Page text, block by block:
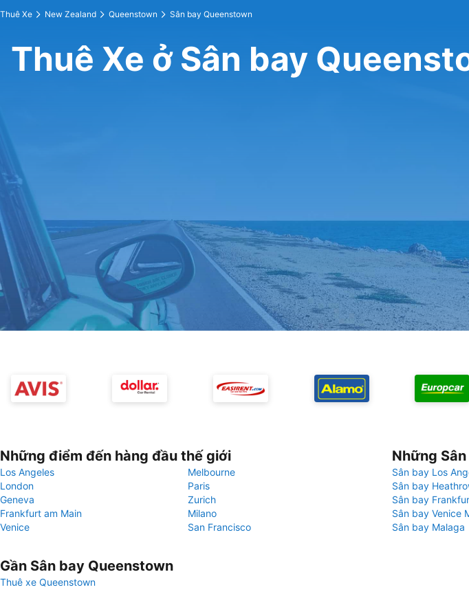
Thuê Xe New Zealand Queenstown Sân bay Queenstown
Thuê Xe ở Sân bay
Những điểm đến hàng đầu thế giới
Los Angeles
Melbourne
London
Paris
Geneva
Zurich
Frankfurt am Main
Milano
Venice
San Francisco
Những
Sân bay Los
Sân bay
Sân bay
Sân bay Venice
Sân bay Malaga
Gần Sân bay Queenstown
Thuê xe Queenstown